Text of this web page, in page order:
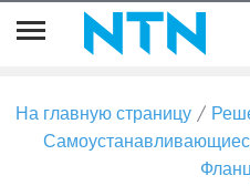
На главную страницу